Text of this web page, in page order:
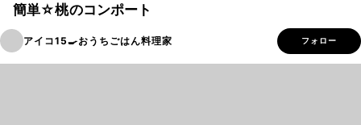
簡単☆桃のコンポート
アイコ15🍳おうちごはん料理家 フォロー